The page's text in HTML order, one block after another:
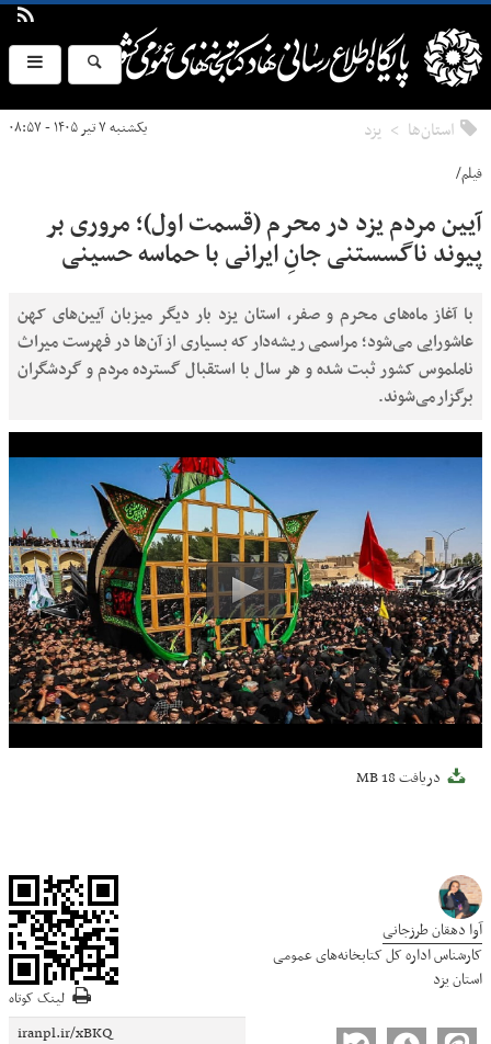
استان‌ها يزد یکشنبه ۷ تیر ۱۴۰۵ - ۰۸:۵۷
فیلم/
آیین مردم یزد در محرم (قسمت اول)؛ مروری بر
پیوند ناگسستنی جانِ ایرانی با حماسه‌ حسینی
با آغاز ماه‌های محرم و صفر، استان یزد بار دیگر میزبان آیین‌های کهن
عاشورایی می‌شود؛ مراسمی ریشه‌دار که بسیاری از آن‌ها در فهرست میراث
ناملموس کشور ثبت شده و هر سال با استقبال گسترده مردم و گردشگران
برگزار می‌شوند.
دریافت18 MB
آوا دهقان طرزجانی
کارشناس اداره کل کتابخانه‌های عمومی
استان یزد
لینک کوتاه